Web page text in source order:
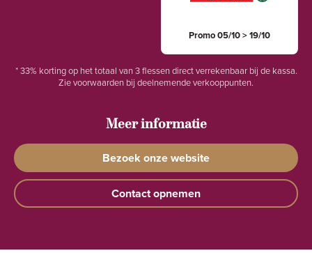
Promo 05/10 > 19/10
* 33% korting op het totaal van 3 flessen direct verrekenbaar bij de kassa.
Zie voorwaarden bij deelnemende verkooppunten.
Meer informatie
Bezoek onze website
Contact opnemen